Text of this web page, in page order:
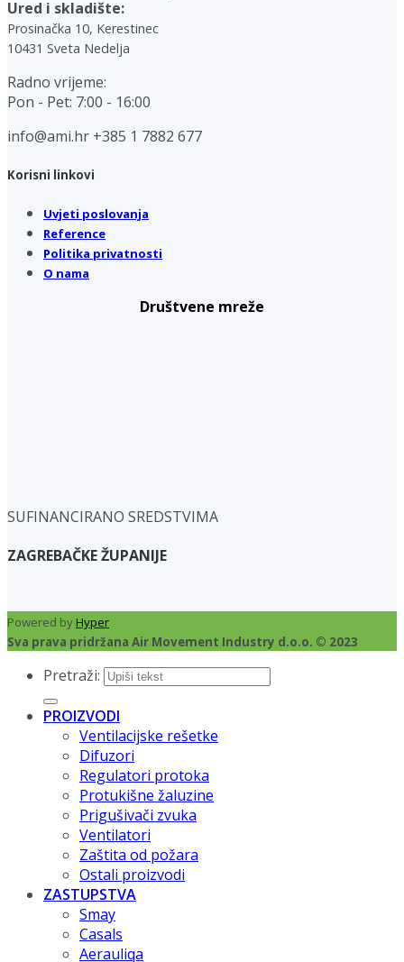
Ured i skladište:
Prosinačka 10, Kerestinec
10431 Sveta Nedelja
Radno vrijeme:
Pon - Pet: 7:00 - 16:00
info@ami.hr +385 1 7882 677
Korisni linkovi
Uvjeti poslovanja
Reference
Politika privatnosti
O nama
Društvene mreže
SUFINANCIRANO SREDSTVIMA
ZAGREBAČKE ŽUPANIJE
Powered byHyper
Sva prava pridržana Air Movement Industry d.o.o. © 2023
Pretraži:
PROIZVODI
Ventilacijske rešetke
Difuzori
Regulatori protoka
Protukišne žaluzine
Prigušivači zvuka
Ventilatori
Zaštita od požara
Ostali proizvodi
ZASTUPSTVA
Smay
Casals
Aerauliqa